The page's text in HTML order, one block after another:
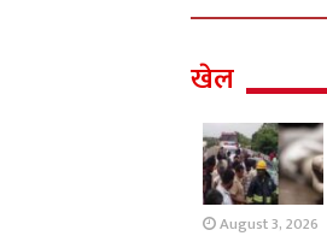
खेल
August 3, 2026